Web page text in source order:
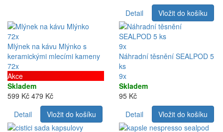
Detail
Vložit do košíku
72x
Mlýnek na kávu Mlýnko s
keramickými mlecími kameny
72x
Akce
Skladem
599 Kč 479 Kč
Detail
Vložit do košíku
9x
Náhradní těsnění SEALPOD 5
ks
9x
Skladem
95 Kč
Detail
Vložit do košíku